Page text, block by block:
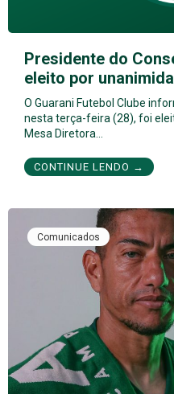
Presidente do
eleito por
O Guarani Futebol Clube
nesta terça-feira (28), foi
Mesa Diretora…
CONTINUE LENDO →
Comunicados